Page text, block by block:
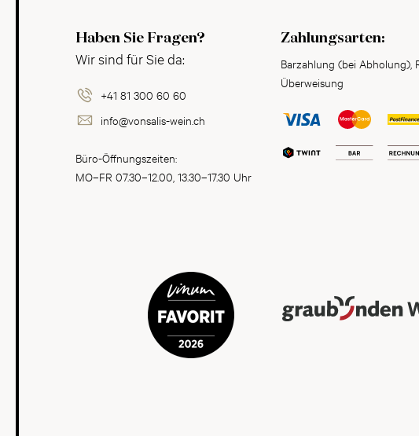
Haben Sie Fragen?
Wir sind für Sie da:
+41 81 300 60 60
info@vonsalis-wein.ch
Büro-Öffnungszeiten:
MO–FR 07.30–12.00, 13.30–17.30 Uhr
Zahlungsarten:
Barzahlung (bei Abholung),
Überweisung